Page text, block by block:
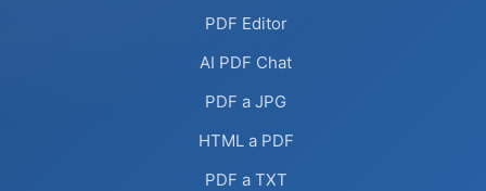
PDF Editor
AI PDF Chat
PDF a JPG
HTML a PDF
PDF a TXT